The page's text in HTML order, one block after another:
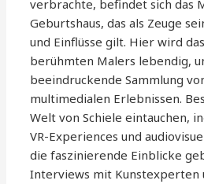
verbrachte, befindet sich das
Geburtshaus, das als Zeuge
und Einflüsse gilt. Hier wird
berühmten Malers lebendig,
beeindruckende Sammlung
multimedialen Erlebnissen.
Welt von Schiele eintauchen,
VR-Experiences und
die faszinierende Einblicke
Interviews mit Kunstexperten